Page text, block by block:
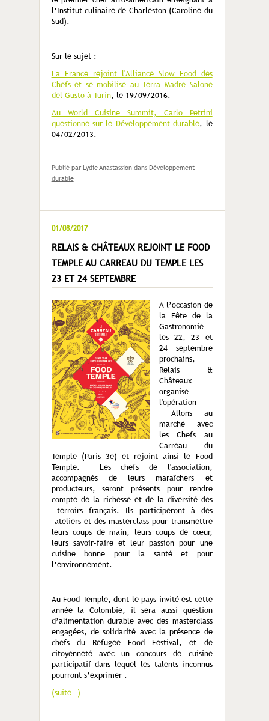
l’Institut culinaire de Charleston (Caroline du
Sud).
Sur le sujet :
La France rejoint l'Alliance Slow Food des
Chefs et se mobilise au Terra Madre Salone
del Gusto à Turin, le 19/09/2016.
Au World Cuisine Summit, Carlo Petrini
questionne sur le Développement durable, le
04/02/2013.
Publié par Lydie Anastassion dans Développement
durable
01/08/2017
RELAIS & CHÂTEAUX REJOINT LE FOOD
TEMPLE AU CARREAU DU TEMPLE LES
23 ET 24 SEPTEMBRE
A l’occasion de
la Fête de la
Gastronomie
les 22, 23 et
24 septembre
prochains,
Relais &
Châteaux
organise
l'opération
Allons au
marché avec
les Chefs au
Carreau du
Temple (Paris 3e) et rejoint ainsi le Food
Temple. Les chefs de l'association,
accompagnés de leurs maraîchers et
producteurs, seront présents pour rendre
compte de la richesse et de la diversité des
terroirs français. Ils participeront à des
ateliers et des masterclass pour transmettre
leurs coups de main, leurs coups de cœur,
leurs savoir-faire et leur passion pour une
cuisine bonne pour la santé et pour
l’environnement.
Au Food Temple, dont le pays invité est cette
année la Colombie, il sera aussi question
d’alimentation durable avec des masterclass
engagées, de solidarité avec la présence de
chefs du Refugee Food Festival, et de
citoyenneté avec un concours de cuisine
participatif dans lequel les talents inconnus
pourront s’exprimer .
(suite…)